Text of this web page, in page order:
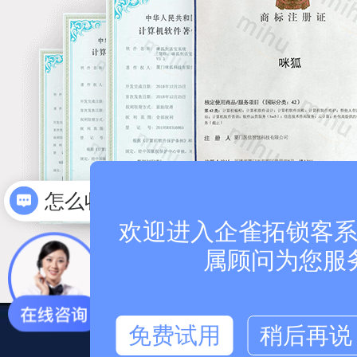
怎么收费
怎么联系
欢迎进入企雀拓锁客
属顾问为您服
免费试用 稍后再说